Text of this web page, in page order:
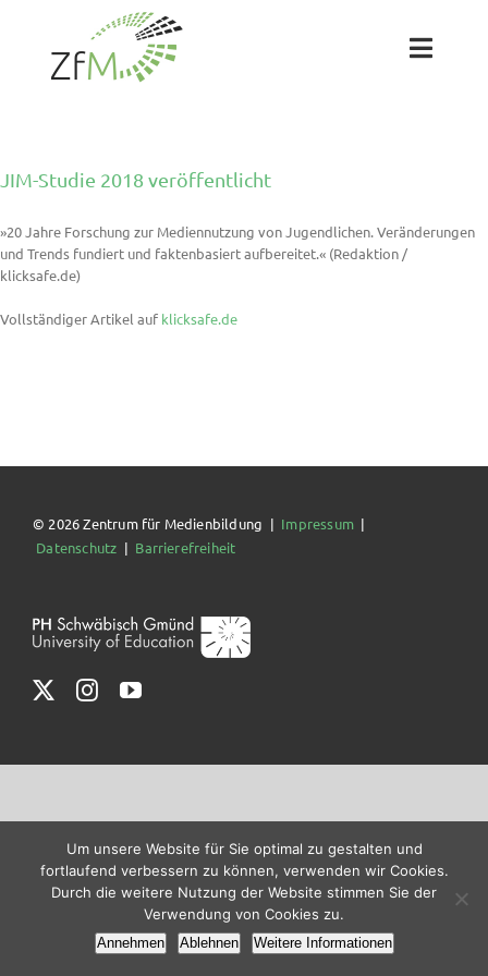
springen
Toggle
Projekte
JIM-Studie 2018 veröffentlicht
»20 Jahre Forschung zur Mediennutzung von Jugendlichen. Veränderungen
und Trends fundiert und faktenbasiert aufbereitet.« (Redaktion /
klicksafe.de)
Vollständiger Artikel auf klicksafe.de
© 2026 Zentrum für Medienbildung | Impressum|
Datenschutz | Barrierefreiheit
Um unsere Website für Sie optimal zu gestalten und
fortlaufend verbessern zu können, verwenden wir Cookies.
Durch die weitere Nutzung der Website stimmen Sie der
Verwendung von Cookies zu.
Annehmen Ablehnen Weitere Informationen